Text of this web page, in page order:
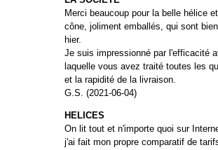
Merci beaucoup pour la belle hélice
cône, joliment emballés, qui sont
hier.
Je suis impressionné par l'efficacité
laquelle vous avez traité toutes les
et la rapidité de la livraison.
G.S. (2021-06-04)
HELICES
On lit tout et n'importe quoi sur
j'ai fait mon propre comparatif de